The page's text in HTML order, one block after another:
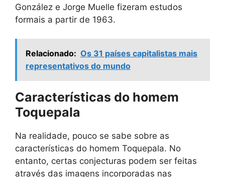
González e Jorge Muelle fizeram estudos
formais a partir de 1963.
Relacionado: Os 31 países capitalistas mais
representativos do mundo
Características do homem
Toquepala
Na realidade, pouco se sabe sobre as
características do homem Toquepala. No
entanto, certas conjecturas podem ser feitas
através das imagens incorporadas nas